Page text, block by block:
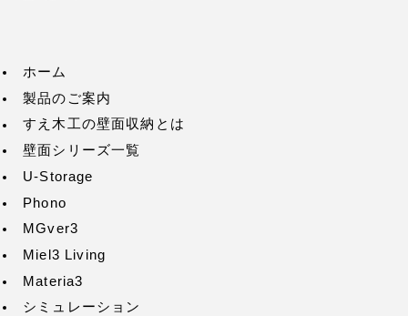
ホーム
製品のご案内
すえ木工の壁面収納とは
壁面シリーズ一覧
U-Storage
Phono
MGver3
Miel3 Living
Materia3
シミュレーション